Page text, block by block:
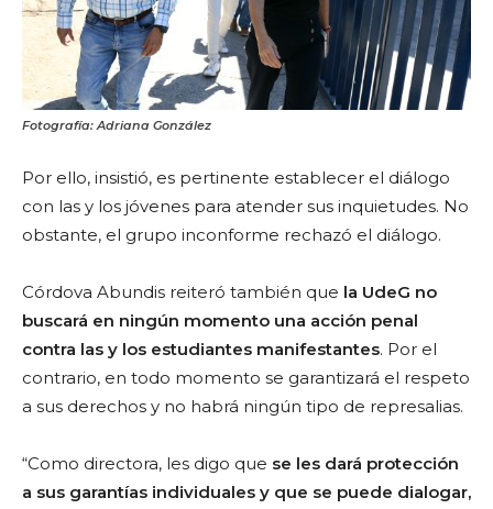
Fotografía: Adriana González
Por ello, insistió, es pertinente establecer el diálogo
con las y los jóvenes para atender sus inquietudes. No
obstante, el grupo inconforme rechazó el diálogo.
Córdova Abundis reiteró también que la UdeG no
buscará en ningún momento una acción penal
contra las y los estudiantes manifestantes. Por el
contrario, en todo momento se garantizará el respeto
a sus derechos y no habrá ningún tipo de represalias.
“Como directora, les digo que se les dará protección
a sus garantías individuales y que se puede dialogar,